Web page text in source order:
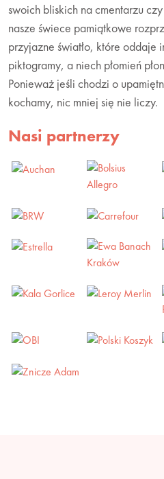
swoich bliskich na cmentarzu
nasze świece pamiątkowe
przyjazne światło, które oddaje
piktogramy, a niech płomień
Ponieważ jeśli chodzi o
kochamy, nic mniej się nie liczy.
Nasi partnerzy